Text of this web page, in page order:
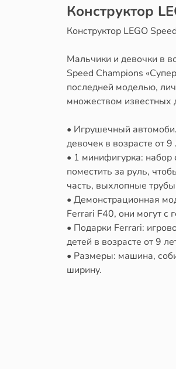
Конструктор
Конструктор LEGO
Мальчики и девочки в
Speed Champions
последней моделью,
множеством известных
• Игрушечный
девочек в возрасте от
• 1 минифигурка:
поместить за руль,
часть, выхлопные
• Демонстрационная
Ferrari F40, они могут с
• Подарки Ferrari:
детей в возрасте от 9
• Размеры: машина,
ширину.